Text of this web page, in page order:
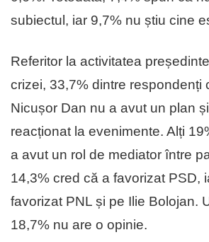
subiectul, iar 9,7% nu știu cine
Referitor la activitatea
crizei, 33,7% dintre respondenți
Nicușor Dan nu a avut un plan
reacționat la evenimente. Alți
a avut un rol de mediator între
14,3% cred că a favorizat PSD,
favorizat PNL și pe Ilie Bolojan.
18,7% nu are o opinie.